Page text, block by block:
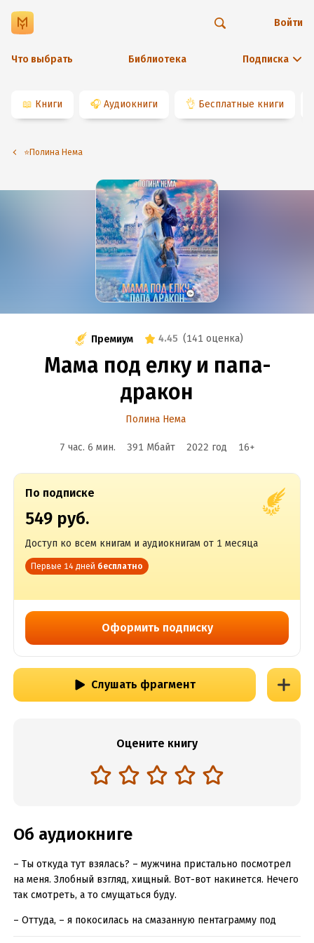
Что выбрать Библиотека Подписка
Войти
📖 Книги 🎧 Аудиокниги 👌 Бесплатные книги
⭐️Полина Нема
Премиум 4.45 (141 оценка)
Мама под елку и папа-
дракон
Полина Нема
7 час. 6 мин. 391 Мбайт 2022 год 16+
По подписке
549 руб.
Доступ ко всем книгам и аудиокнигам от 1 месяца
Первые 14 дней бесплатно
Оформить подписку
Слушать фрагмент
Оцените книгу
Об аудиокниге
– Ты откуда тут взялась? – мужчина пристально посмотрел
на меня. Злобный взгляд, хищный. Вот-вот накинется. Нечего
так смотреть, а то смущаться буду.
– Оттуда, – я покосилась на смазанную пентаграмму под